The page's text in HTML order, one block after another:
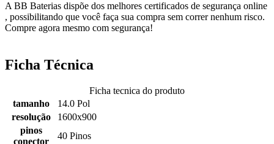
A BB Baterias dispõe dos melhores certificados de segurança online
, possibilitando que você faça sua compra sem correr nenhum risco.
Compre agora mesmo com segurança!
Ficha Técnica
Ficha tecnica do produto
tamanho
14.0 Pol
resolução
1600x900
pinos
conector
40 Pinos